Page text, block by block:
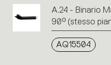
A.24 - Binario
90° (stesso
AQ15504